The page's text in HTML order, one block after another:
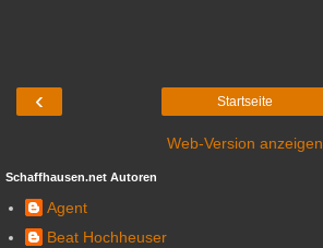
‹ Startseite
Web-Version anzeigen
Schaffhausen.net Autoren
Agent
Beat Hochheuser